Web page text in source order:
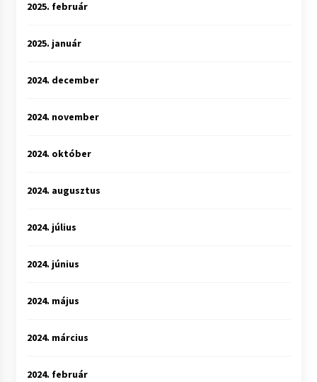
2025. február
2025. január
2024. december
2024. november
2024. október
2024. augusztus
2024. július
2024. június
2024. május
2024. március
2024. február